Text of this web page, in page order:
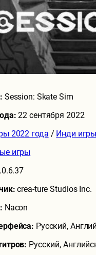
Session: Skate Sim
22 сентября 2022
2022 года / Инди игры
игры
crea-ture Studios Inc.
Nacon
Русский,
Русский,